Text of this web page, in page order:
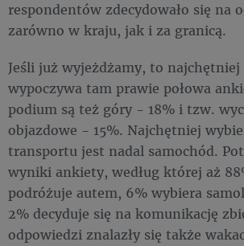
respondentów zdecydowało się na
zarówno w kraju, jak i za granicą.
Jeśli już wyjeżdżamy, to
wypoczywa tam prawie połowa
podium są też góry - 18% i tzw.
objazdowe - 15%. Najchętniej
transportu jest nadal samochód.
wyniki ankiety, według której aż
podróżuje autem, 6% wybiera
2% decyduje się na komunikację
odpowiedzi znalazły się także